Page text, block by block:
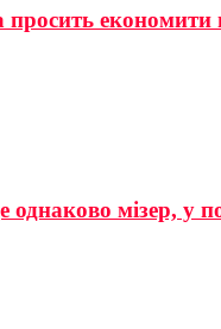
просить економити
однаково мізер,